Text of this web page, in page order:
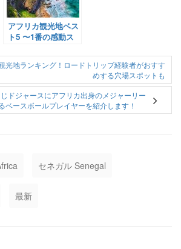
アフリカ観光地ベス
ト5 〜1番の感動ス
フリカスタッフが厳
選してみた〜モロッ
コ・エジプト・タン
ザニア・マラウイ・
南アフリカ
光地ランキング！ロードトリップ経験者がおすす
めする穴場スポットも
ドジャースにアフリカ出身のメジャーリー
ベースボールプレイヤーを紹介します！
セネガル Senegal
最新